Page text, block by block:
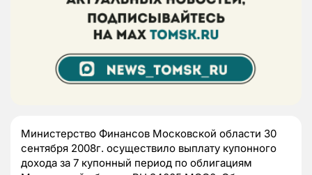
Министерство Финансов Московской области 30
сентября 2008г. осуществило выплату купонного
дохода за 7 купонный период по облигациям